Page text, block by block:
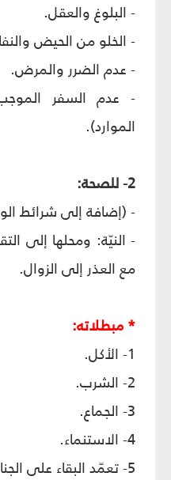
- البلوغ والعقل.
- الخلو من الحيض
- عدم الضرر والمرض.
- عدم السفر
الموارد).
2- للصحة:
- (إضافة إلى شرائط
- النيّة: ومحلها إلى
مع العذر إلى الزوال.
* مبطلاته:
1- الأكل.
2- الشرب.
3- الجماع.
4- الاستنماء.
5- تعمّد البقاء على الجنابة إلى الفجر.